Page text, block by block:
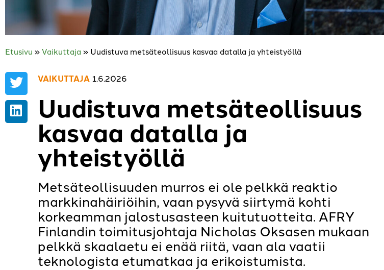
Etusivu »Vaikuttaja » Uudistuva metsäteollisuus kasvaa datalla ja yhteistyöllä
VAIKUTTAJA 1.6.2026
Uudistuva metsäteollisuus
kasvaa datalla ja
yhteistyöllä
Metsäteollisuuden murros ei ole pelkkä reaktio
markkinahäiriöihin, vaan pysyvä siirtymä kohti
korkeamman jalostusasteen kuitutuotteita. AFRY
Finlandin toimitusjohtaja Nicholas Oksasen mukaan
pelkkä skaalaetu ei enää riitä, vaan ala vaatii
teknologista etumatkaa ja erikoistumista.